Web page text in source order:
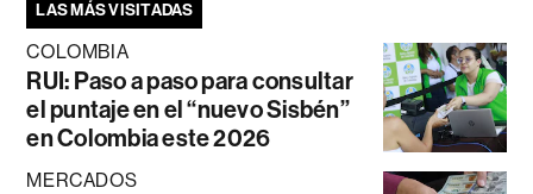
LAS MÁS VISITADAS
COLOMBIA
RUI: Paso a paso para consultar
el puntaje en el “nuevo Sisbén”
en Colombia este 2026
MERCADOS